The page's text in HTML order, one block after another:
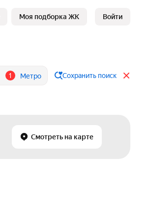
Моя подборка ЖК Войти
1 Метро Сохранить поиск
Смотреть на карте